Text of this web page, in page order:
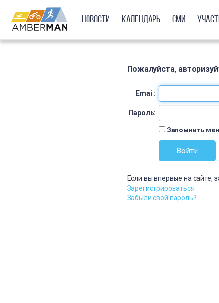
Новости Календарь СМИ
Пожалуйста,
Email:
Пароль:
Запомнить
Если вы впервые на сайте,
Зарегистрироваться
Забыли свой пароль?